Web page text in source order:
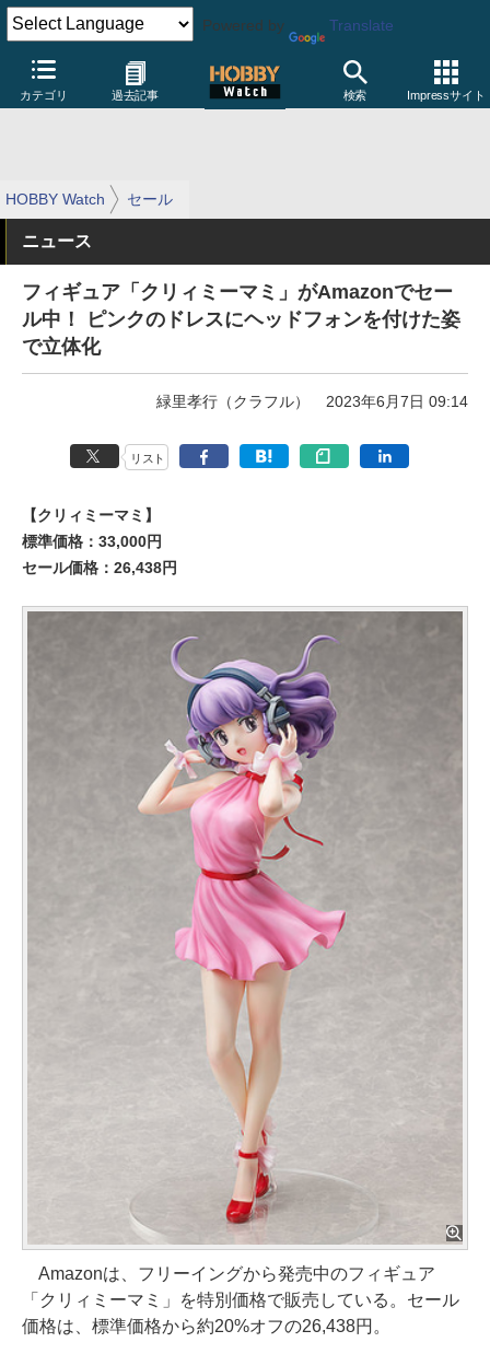
Powered by Translate
カテゴリ 過去記事 検索 Impressサイト
HOBBY Watch セール
ニュース
フィギュア「クリィミーマミ」がAmazonでセー
ル中！ ピンクのドレスにヘッドフォンを付けた姿
で立体化
緑里孝行（クラフル） 2023年6月7日 09:14
リスト
【クリィミーマミ】
標準価格：33,000円
セール価格：26,438円
Amazonは、フリーイングから発売中のフィギュア
「クリィミーマミ」を特別価格で販売している。セール
価格は、標準価格から約20%オフの26,438円。